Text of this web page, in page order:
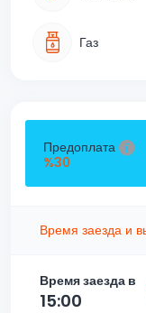
Газ
Предоплата
%30
Время заезда и
Время заезда в
15:00